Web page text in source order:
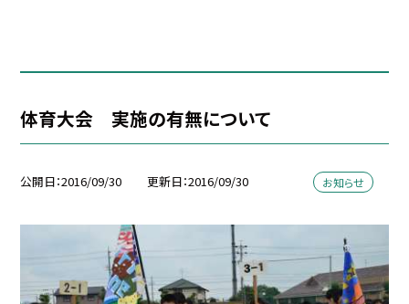
体育大会 実施の有無について
公開日 2016/09/30 更新日 2016/09/30 お知らせ